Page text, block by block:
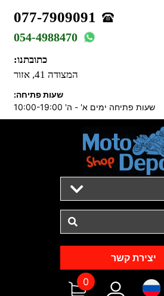
077-7909091
054-4988470
כתובתנו:
המצודה 41, אזור
שעות פתיחה:
שעות פתיחה ימים א' - ה' 10:00-19:00
יצירת קשר
0